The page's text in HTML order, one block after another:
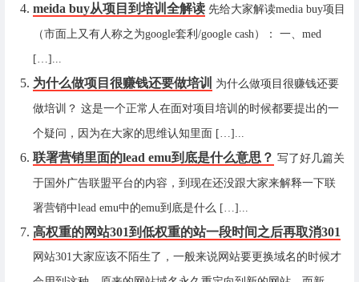
meida buy从项目到培训全解读 先给大家解读media buy项目
（市面上又有人称之为google套利/google cash）： 一、med
[…]...
为什么做项目很赚钱还要做培训 为什么做项目很赚钱还要
做培训？ 这是一个正常人在面对项目培训的时候都要提出的一
个疑问，因为在大家的思维认知里面 […]...
联署营销里面的lead emu到底是什么意思？ 写了好几篇关
于国外广告联盟平台的内容，到现在还没跟大家来解释一下联
署营销中lead emu中的emu到底是什么 […]...
高权重的网站301到低权重的站一段时间之后再取消301
网站301大家应该不陌生了，一般来说网站要更换域名的时候才